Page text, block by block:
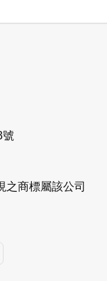
號
之商標屬該公司